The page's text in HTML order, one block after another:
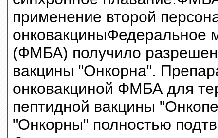
применение второй
онковакциныФедеральное
(ФМБА) получило
вакцины "Онкорна".
онковакциной ФМБА для
пептидной вакцины
"Онкорны" полностью